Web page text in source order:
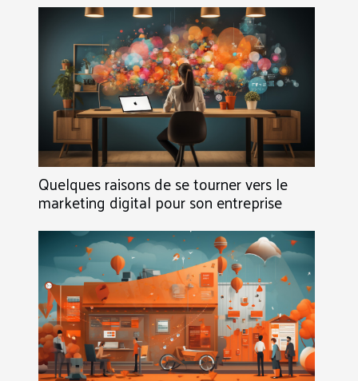
Quelques raisons de se tourner vers le
marketing digital pour son entreprise